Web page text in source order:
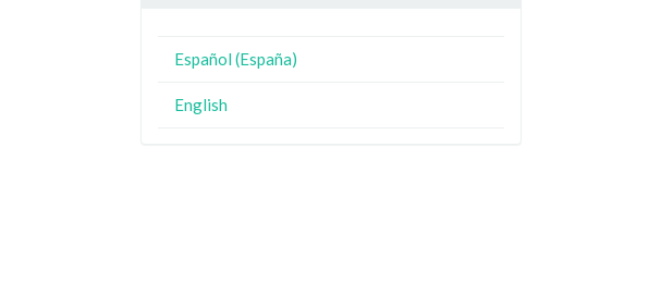
Español (España)
English